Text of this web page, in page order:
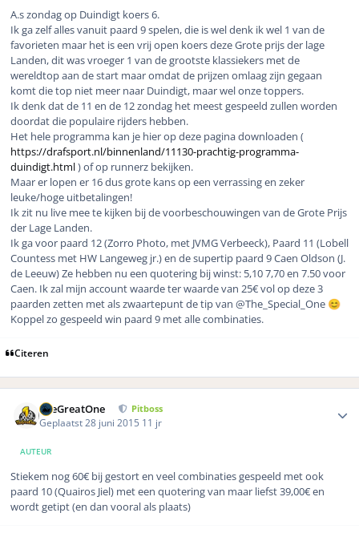
A.s zondag op Duindigt koers 6.
Ik ga zelf alles vanuit paard 9 spelen, die is wel denk ik wel 1 van de
favorieten maar het is een vrij open koers deze Grote prijs der lage
Landen, dit was vroeger 1 van de grootste klassiekers met de
wereldtop aan de start maar omdat de prijzen omlaag zijn gegaan
komt die top niet meer naar Duindigt, maar wel onze toppers.
Ik denk dat de 11 en de 12 zondag het meest gespeeld zullen worden
doordat die populaire rijders hebben.
Het hele programma kan je hier op deze pagina downloaden (
https://drafsport.nl/binnenland/11130-prachtig-programma-
duindigt.html) of op runnerz bekijken.
Maar er lopen er 16 dus grote kans op een verrassing en zeker
leuke/hoge uitbetalingen!
Ik zit nu live mee te kijken bij de voorbeschouwingen van de Grote Prijs
der Lage Landen.
Ik ga voor paard 12 (Zorro Photo, met JVMG Verbeeck), Paard 11 (Lobell
Countess met HW Langeweg jr.) en de supertip paard 9 Caen Oldson (J.
de Leeuw) Ze hebben nu een quotering bij winst: 5,10 7,70 en 7.50 voor
Caen. Ik zal mijn account waarde ter waarde van 25€ vol op deze 3
paarden zetten met als zwaartepunt de tip van @The_Special_One 😊
Koppel zo gespeeld win paard 9 met alle combinaties.
Citeren
TheGreatOne Pitboss
Geplaatst 28 juni 2015 11 jr
AUTEUR
Stiekem nog 60€ bij gestort en veel combinaties gespeeld met ook
paard 10 (Quairos Jiel) met een quotering van maar liefst 39,00€ en
wordt getipt (en dan vooral als plaats)